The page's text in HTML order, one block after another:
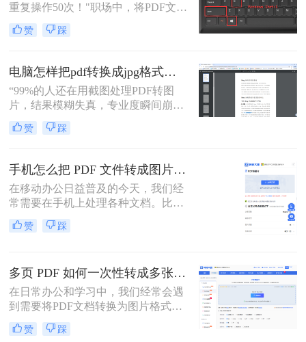
重复操作50次！"职场中，将PDF文档
快速转为清晰图片是高频刚需——会
议截图、社交媒体配图、技术文档存
公族曾陷入“转换后模糊不清、手动
调整耗时”的困境。
赞 踩
电脑怎样把pdf转换成jpg格式的图片？三大高效方法，精准保真一看就会！
“99%的人还在用截图处理PDF转图
片，结果模糊失真，专业度瞬间崩
塌。”作为一名深耕电脑办公软件测
评多年的博主，小编每天都在与各种
办公人群和自媒体创作者而言，将一
份精心制作的PDF报告、产品手册或
设计稿，精准无误地转换为JPG图
片，是嵌入PPT、上传网站或进行二
次编辑的常见刚需。
赞 踩
手机怎么把 PDF 文件转成图片？4种高效方法实测推荐
在移动办公日益普及的今天，我们经
常需要在手机上处理各种文档。比如
收到电子发票、合同或者学习资料是
PDF格式，但对方要求发送JPG图
片。
赞 踩
多页 PDF 如何一次性转成多张图片？高效方法全解析！
在日常办公和学习中，我们经常会遇
到需要将PDF文档转换为图片格式的
情况，比如制作PPT素材、在社交媒
体分享资料，或者在不方便打开PDF
赞 踩